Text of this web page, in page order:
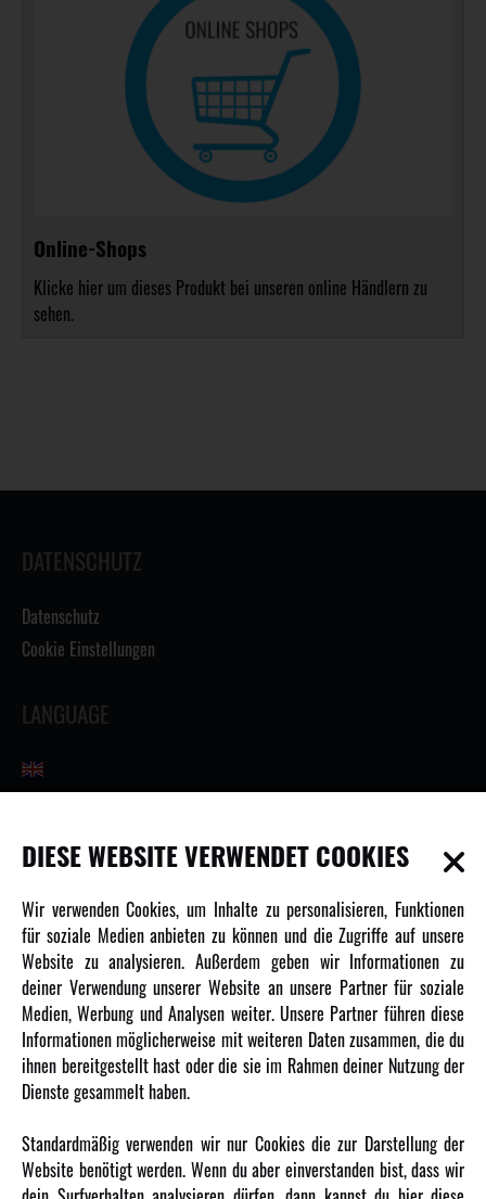
Online-Shops
Klicke hier um dieses Produkt bei unseren online Händlern zu
sehen.
DATENSCHUTZ
Datenschutz
Cookie Einstellungen
LANGUAGE
INFORMATIONEN
Newsletter
Über uns
Karriere
Amewi Kataloge
MEHR VON AMEWI
Amewi Construction - Nutzfahrzeuge
DIESE WEBSITE VERWENDET COOKIES
Wir verwenden Cookies, um Inhalte zu personalisieren, Funktionen
für soziale Medien anbieten zu können und die Zugriffe auf unsere
Website zu analysieren. Außerdem geben wir Informationen zu
deiner Verwendung unserer Website an unsere Partner für soziale
Medien, Werbung und Analysen weiter. Unsere Partner führen diese
Informationen möglicherweise mit weiteren Daten zusammen, die du
ihnen bereitgestellt hast oder die sie im Rahmen deiner Nutzung der
Dienste gesammelt haben.
Standardmäßig verwenden wir nur Cookies die zur Darstellung der
Website benötigt werden. Wenn du aber einverstanden bist, dass wir